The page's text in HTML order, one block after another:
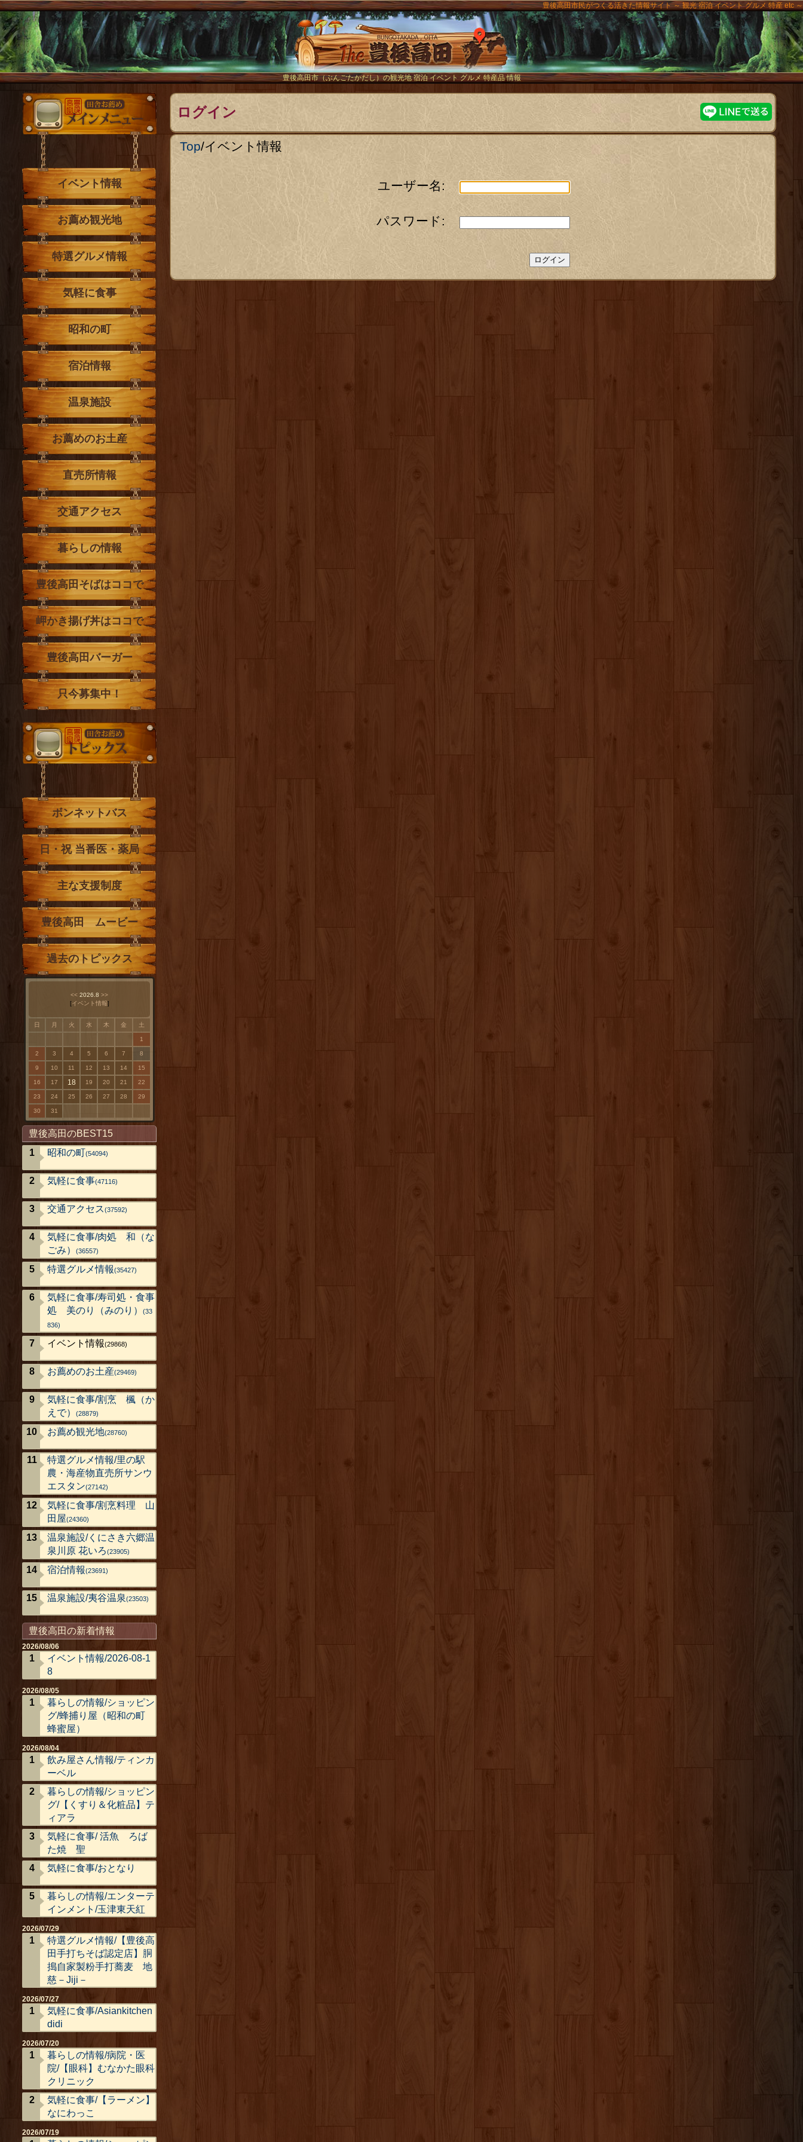
豊後高田市民がつくる活きた情報サイト ～ 観光 宿泊 イベント グルメ 特産 etc ～
The豊後高田
豊後高田市（ぶんごたかだし）の観光地 宿泊 イベント グルメ 特産品 情報
ログイン
Top/イベント情報
ユーザー名:
パスワード:
メインメニュー
イベント情報
お薦め観光地
特選グルメ情報
気軽に食事
昭和の町
宿泊情報
温泉施設
お薦めのお土産
直売所情報
交通アクセス
暮らしの情報
豊後高田そばはココで
岬かき揚げ丼はココで
豊後高田バーガー
只今募集中！
ボンネットバス
日・祝 当番医・薬局
主な支援制度
豊後高田 ムービー
過去のトピックス
<< 2026.8 >>
[イベント情報]
日 月 火 水 木 金 土
1
2 3 4 5 6 7 8
9 10 11 12 13 14 15
16 17 18 19 20 21 22
23 24 25 26 27 28 29
30 31
豊後高田のBEST15
昭和の町(54094)
気軽に食事(47116)
交通アクセス(37592)
気軽に食事/肉処 和（な
ごみ）
(36557)
特選グルメ情報(35427)
気軽に食事/寿司処・食事
処 美のり（みのり）
(33
836)
イベント情報(29868)
お薦めのお土産(29469)
気軽に食事/割烹 楓（か
えで）
(28879)
お薦め観光地(28760)
特選グルメ情報/里の駅
農・海産物直売所サンウ
エスタン(27142)
気軽に食事/割烹料理 山
田屋(24360)
温泉施設/くにさき六郷温
泉川原 花いろ(23905)
宿泊情報(23691)
温泉施設/夷谷温泉(23503)
豊後高田の新着情報
2026/08/06
イベント情報/2026-08-1
8
2026/08/05
暮らしの情報/ショッピン
グ/蜂捕り屋（昭和の町
蜂蜜屋）
2026/08/04
飲み屋さん情報/ティンカ
ーベル
暮らしの情報/ショッピン
グ/【くすり＆化粧品】テ
ィアラ
気軽に食事/ 活魚 ろば
た焼 聖
気軽に食事/おとなり
暮らしの情報/エンターテ
インメント/玉津東天紅
2026/07/29
特選グルメ情報/【豊後高
田手打ちそば認定店】胴
搗自家製粉手打蕎麦 地
慈－Jiji－
2026/07/27
気軽に食事/Asiankitchen
didi
2026/07/20
暮らしの情報/病院・医
院/【眼科】むなかた眼科
クリニック
気軽に食事/【ラーメン】
なにわっこ
2026/07/19